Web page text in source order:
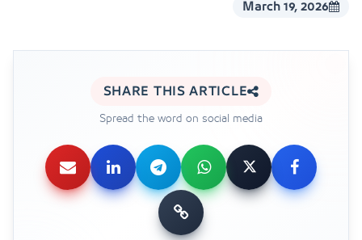
March 19, 2026
SHARE THIS ARTICLE
Spread the word on social media